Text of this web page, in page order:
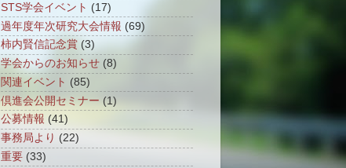
STS学会イベント (17)
過年度年次研究大会情報 (69)
柿内賢信記念賞 (3)
学会からのお知らせ (8)
関連イベント (85)
倶進会公開セミナー (1)
公募情報 (41)
事務局より (22)
重要 (33)